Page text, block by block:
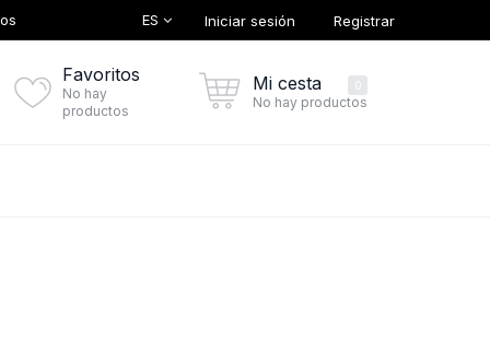
ES Iniciar sesión Registrar
Favoritos
No hay
productos
Mi cesta
No hay productos